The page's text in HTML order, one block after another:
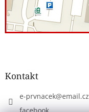
Kontakt
e-prvnacek@email.cz